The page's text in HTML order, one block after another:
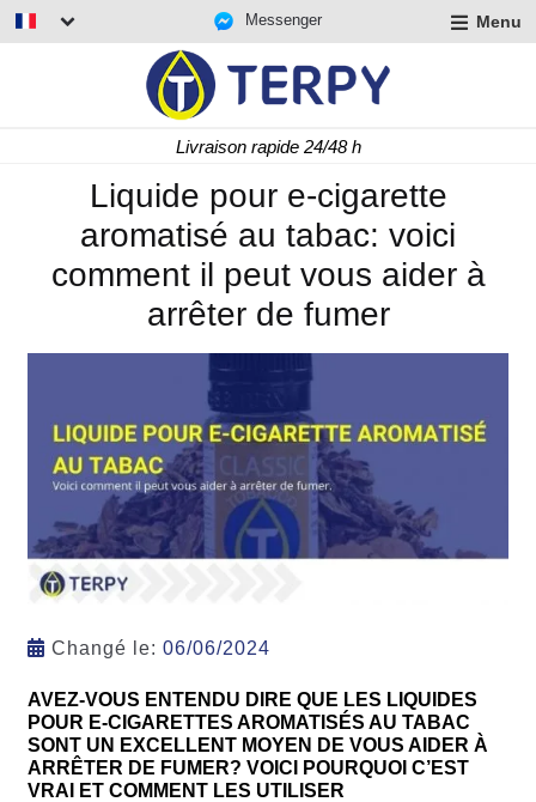
Messenger Menu
Livraison rapide 24/48 h
Liquide pour e-cigarette
aromatisé au tabac: voici
comment il peut vous aider à
arrêter de fumer
Changé le: 06/06/2024
AVEZ-VOUS ENTENDU DIRE QUE LES LIQUIDES
POUR E-CIGARETTES AROMATISÉS AU TABAC
SONT UN EXCELLENT MOYEN DE VOUS AIDER À
ARRÊTER DE FUMER? VOICI POURQUOI C’EST
VRAI ET COMMENT LES UTILISER